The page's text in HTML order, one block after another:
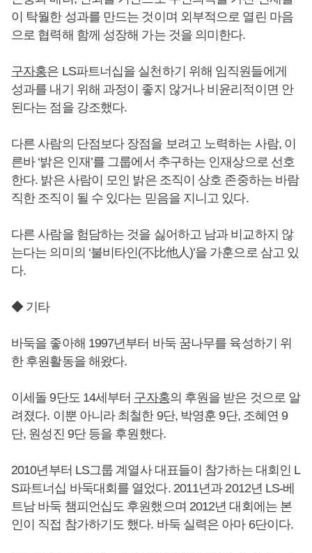
이 탁월한 성과를 만드는 것이며 외부적으로 열린 마음
으로 협력해 함께 성장해 가는 것을 의미한다.
구자홍은 LS파트너십을 실천하기 위해 임직원들에게
성과를 내기 위해 과정이 좋지 않거나 비윤리적이면 안
된다는 점을 강조했다.
다른 사람의 단점보다 장점을 보려고 노력하는 사람, 이
른바 ‘밝은 인재’를 그룹에서 추구하는 인재상으로 선호
한다. 밝은 사람이 모인 밝은 조직이 상호 존중하는 바람
직한 조직이 될 수 있다는 믿음을 지니고 있다.
다른 사람을 험담하는 것을 싫어하고 남과 비교하지 않
는다는 의미의 ‘불비타인(不比他人)’을 가훈으로 삼고 있
다.
◆ 기타
바둑을 좋아해 1997년부터 바둑 꿈나무를 육성하기 위
한 후원활동을 해왔다.
이세돌 9단도 14세부터 구자홍의 후원을 받은 것으로 알
려졌다. 이뿐 아니라 최철한 9단, 박영훈 9단, 조혜연 9
단, 원성진 9단 등을 후원했다.
2010년부터 LS그룹 계열사 대표들이 참가하는 대회인 L
S파트너십 바둑대회를 열었다. 2011년과 2012년 LS-베
트남 바둑 챔피언십도 후원했으며 2012년 대회에는 본
인이 직접 참가하기도 했다. 바둑 실력은 아마 6단이다.